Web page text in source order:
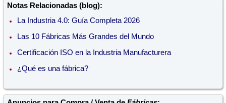
Notas Relacionadas (blog):
La Industria 4.0: Guía Completa 2026
Las 10 Fábricas Más Grandes del Mundo
Certificación ISO en la Industria Manufacturera
¿Qué es una fábrica?